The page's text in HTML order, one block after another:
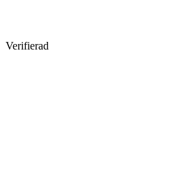
Verifierad